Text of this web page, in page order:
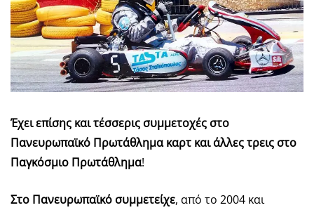
Έχει επίσης και τέσσερις συμμετοχές στο
Πανευρωπαϊκό Πρωτάθλημα καρτ και άλλες τρεις στο
Παγκόσμιο Πρωτάθλημα!
Στο Πανευρωπαϊκό συμμετείχε, από το 2004 και